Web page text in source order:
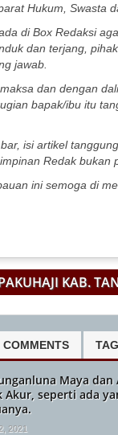
Hukum, Swasta
di Box Redaksi
dan terjang,
jawab.
dan dengan
bapak/ibu itu
isi artikel
Redak bukan
ini semoga di
KAB.
COMMENTS
Maya dan
Akur, seperti ada
2021